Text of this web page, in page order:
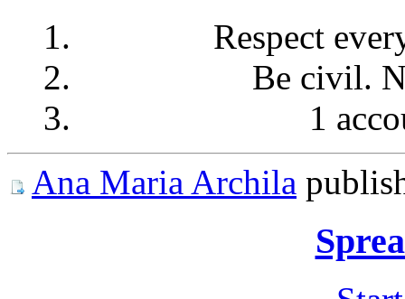
Respect
Be civil.
1
Ana Maria Archila